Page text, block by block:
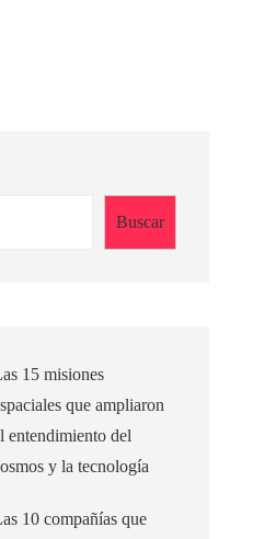
Buscar
15 misiones
que ampliaron
entendimiento del
y la tecnología
10 compañías que